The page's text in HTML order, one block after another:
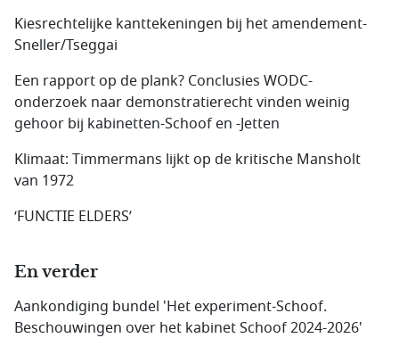
Kiesrechtelijke kanttekeningen bij het amendement-
Sneller/Tseggai
Een rapport op de plank? Conclusies WODC-
onderzoek naar demonstratierecht vinden weinig
gehoor bij kabinetten-Schoof en -Jetten
Klimaat: Timmermans lijkt op de kritische Mansholt
van 1972
‘FUNCTIE ELDERS’
En verder
Aankondiging bundel 'Het experiment-Schoof.
Beschouwingen over het kabinet Schoof 2024-2026'